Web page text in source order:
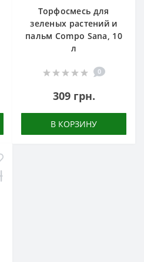
Торфосмесь для
зеленых растений и
пальм Compo Sana, 10
л
0
309 грн.
В КОРЗИНУ